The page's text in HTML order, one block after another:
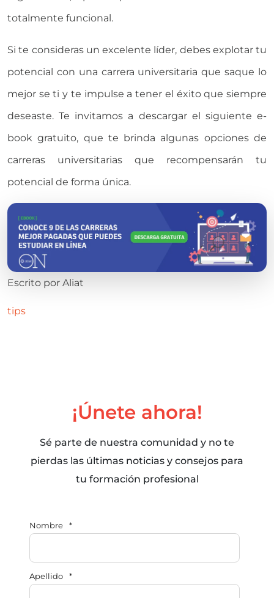
totalmente funcional.
Si te consideras un excelente líder, debes explotar tu
potencial con una carrera universitaria que saque lo
mejor se ti y te impulse a tener el éxito que siempre
deseaste. Te invitamos a descargar el siguiente e-
book gratuito, que te brinda algunas opciones de
carreras universitarias que recompensarán tu
potencial de forma única.
Escrito por Aliat
tips
¡Únete ahora!
Sé parte de nuestra comunidad y no te
pierdas las últimas noticias y consejos para
tu formación profesional
Nombre *
Apellido *